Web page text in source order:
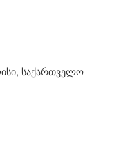
საქართველო